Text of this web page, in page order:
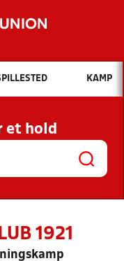
vil du søge efter?
OG NYHEDER
KLUBBER OG
KAMP
et hold
1921